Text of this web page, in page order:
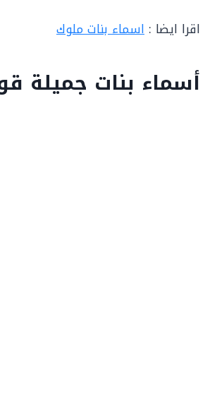
اقرا ايضا : اسماء بنات ملوك
أسماء بنات جميلة